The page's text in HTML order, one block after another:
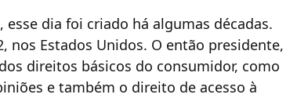
dia foi criado há algumas décadas.
nos Estados Unidos. O então presidente,
direitos básicos do consumidor, como
e também o direito de acesso à